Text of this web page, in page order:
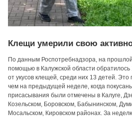
Клещи умерили свою
По данным Роспотребнадзора, на
помощью в Калужской области
от укусов клещей, среди них 13 детей.
чем на предыдущей неделе, когда
присасывания были отмечены в Калуге,
Козельском, Боровском, Бабынинском,
Мосальском, Кировском районах. За